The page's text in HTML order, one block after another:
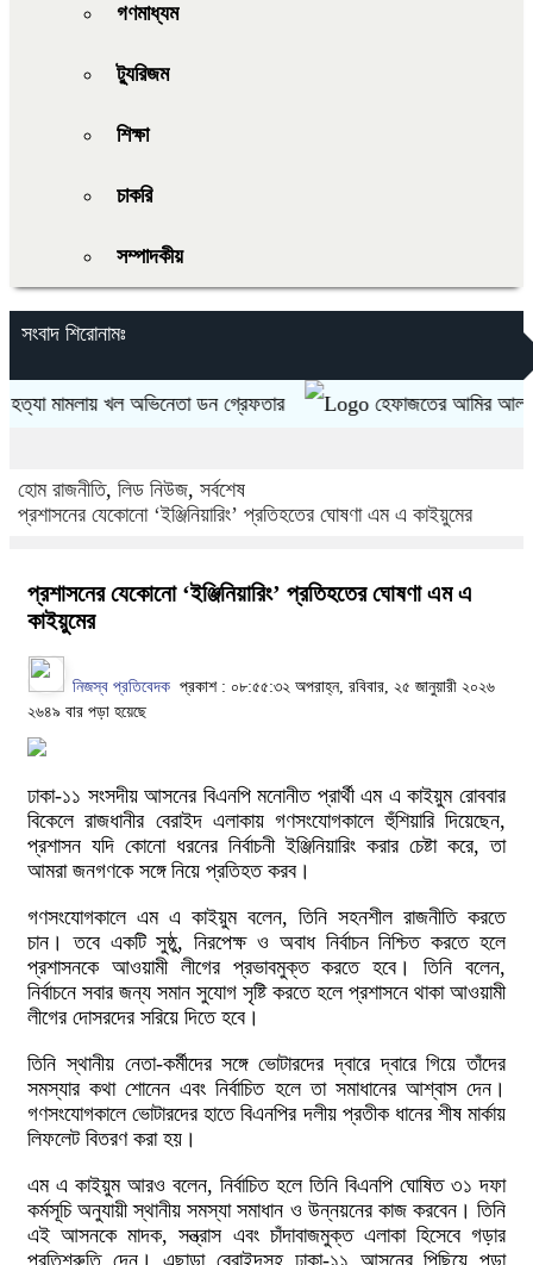
গণমাধ্যম
ট্যুরিজম
শিক্ষা
চাকরি
সম্পাদকীয়
সংবাদ শিরোনামঃ
মামলায় খল অভিনেতা ডন গ্রেফতার হেফাজতের আমির আল্লামা শাহ
হোম রাজনীতি, লিড নিউজ, সর্বশেষ
প্রশাসনের যেকোনো ‘ইঞ্জিনিয়ারিং’ প্রতিহতের ঘোষণা এম এ কাইয়ুমের
প্রশাসনের যেকোনো ‘ইঞ্জিনিয়ারিং’ প্রতিহতের ঘোষণা এম এ
কাইয়ুমের
নিজস্ব প্রতিবেদক প্রকাশ : ০৮:৫৫:৩২ অপরাহ্ন, রবিবার, ২৫ জানুয়ারী ২০২৬
২৬৪৯ বার পড়া হয়েছে
ঢাকা-১১ সংসদীয় আসনের বিএনপি মনোনীত প্রার্থী এম এ কাইয়ুম রোববার
বিকেলে রাজধানীর বেরাইদ এলাকায় গণসংযোগকালে হুঁশিয়ারি দিয়েছেন,
প্রশাসন যদি কোনো ধরনের নির্বাচনী ইঞ্জিনিয়ারিং করার চেষ্টা করে, তা
আমরা জনগণকে সঙ্গে নিয়ে প্রতিহত করব।
গণসংযোগকালে এম এ কাইয়ুম বলেন, তিনি সহনশীল রাজনীতি করতে
চান। তবে একটি সুষ্ঠু, নিরপেক্ষ ও অবাধ নির্বাচন নিশ্চিত করতে হলে
প্রশাসনকে আওয়ামী লীগের প্রভাবমুক্ত করতে হবে। তিনি বলেন,
নির্বাচনে সবার জন্য সমান সুযোগ সৃষ্টি করতে হলে প্রশাসনে থাকা আওয়ামী
লীগের দোসরদের সরিয়ে দিতে হবে।
তিনি স্থানীয় নেতা-কর্মীদের সঙ্গে ভোটারদের দ্বারে দ্বারে গিয়ে তাঁদের
সমস্যার কথা শোনেন এবং নির্বাচিত হলে তা সমাধানের আশ্বাস দেন।
গণসংযোগকালে ভোটারদের হাতে বিএনপির দলীয় প্রতীক ধানের শীষ মার্কায়
লিফলেট বিতরণ করা হয়।
এম এ কাইয়ুম আরও বলেন, নির্বাচিত হলে তিনি বিএনপি ঘোষিত ৩১ দফা
কর্মসূচি অনুযায়ী স্থানীয় সমস্যা সমাধান ও উন্নয়নের কাজ করবেন। তিনি
এই আসনকে মাদক, সন্ত্রাস এবং চাঁদাবাজমুক্ত এলাকা হিসেবে গড়ার
প্রতিশ্রুতি দেন। এছাড়া বেরাইদসহ ঢাকা-১১ আসনের পিছিয়ে পড়া